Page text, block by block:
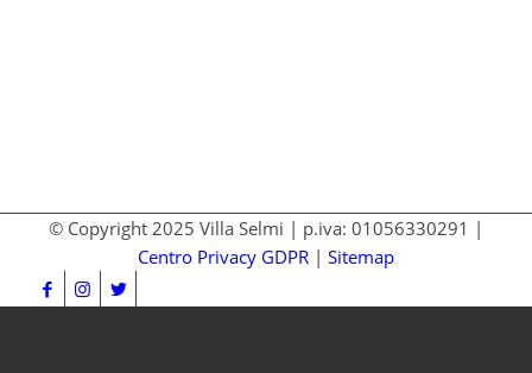
© Copyright 2025 Villa Selmi | p.iva: 01056330291 |
Centro Privacy GDPR| Sitemap